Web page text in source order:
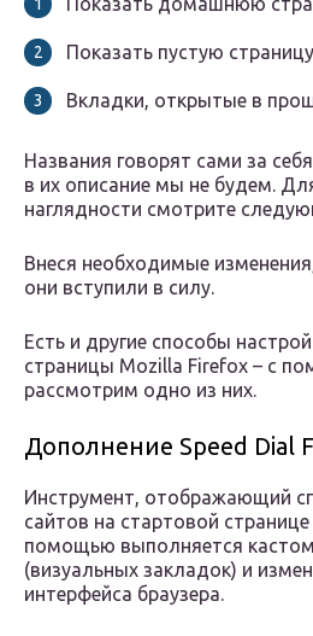
Показать пустую
Вкладки, открытые в
Названия говорят сами за
в их описание мы не будем.
наглядности смотрите
Внеся необходимые
они вступили в силу.
Есть и другие способы
страницы Mozilla Firefox – с
рассмотрим одно из них.
Дополнение Speed Dial
Инструмент, отображающий
сайтов на стартовой
помощью выполняется
(визуальных закладок) и
интерфейса браузера.